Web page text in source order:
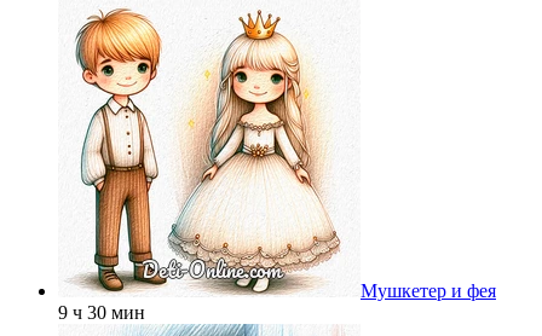
Мушкетер и фея
9 ч 30 мин